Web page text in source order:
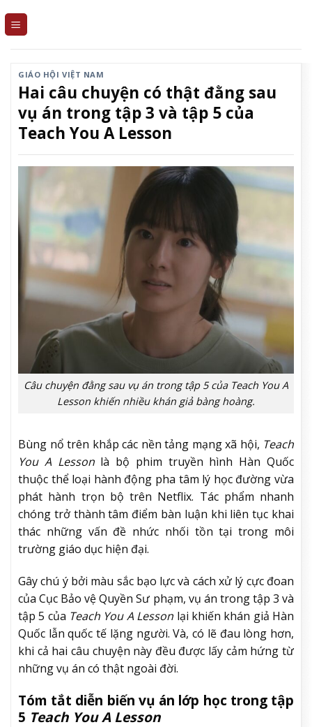
GIÁO HỘI VIỆT NAM
Hai câu chuyện có thật đằng sau
vụ án trong tập 3 và tập 5 của
Teach You A Lesson
Câu chuyện đằng sau vụ án trong tập 5 của Teach You A
Lesson khiến nhiều khán giả bàng hoàng.
Bùng nổ trên khắp các nền tảng mạng xã hội, Teach
You A Lessonlà bộ phim truyền hình Hàn Quốc
thuộc thể loại hành động pha tâm lý học đường vừa
phát hành trọn bộ trên Netflix. Tác phẩm nhanh
chóng trở thành tâm điểm bàn luận khi liên tục khai
thác những vấn đề nhức nhối tồn tại trong môi
trường giáo dục hiện đại.
Gây chú ý bởi màu sắc bạo lực và cách xử lý cực đoan
của Cục Bảo vệ Quyền Sư phạm, vụ án trong tập 3 và
tập 5 của Teach You A Lesson lại khiến khán giả Hàn
Quốc lẫn quốc tế lặng người. Và, có lẽ đau lòng hơn,
khi cả hai câu chuyện này đều được lấy cảm hứng từ
những vụ án có thật ngoài đời.
Tóm tắt diễn biến vụ án lớp học trong tập
5 Teach You A Lesson